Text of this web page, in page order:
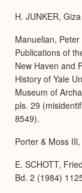
H. JUNKER,
Manuelian,
Publications of
New Haven and
History of Yale
Museum of
pls. 29
8549).
Porter & Moss
E. SCHOTT,
Bd. 2 (1984)